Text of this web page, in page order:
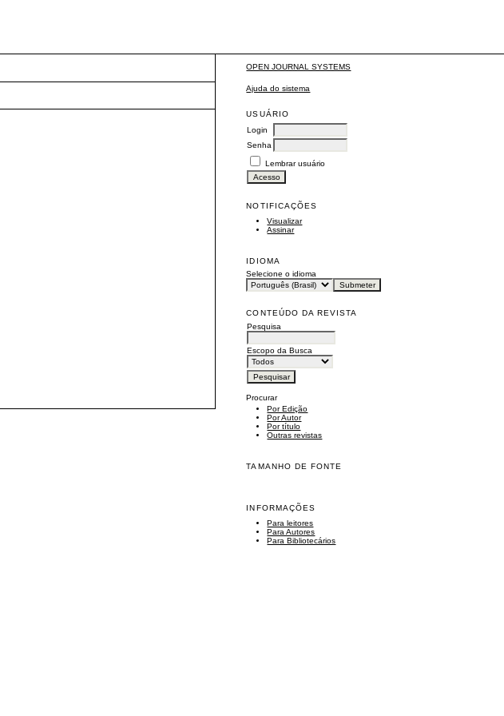
OPEN JOURNAL SYSTEMS
Ajuda do sistema
USUÁRIO
Login
Senha
Lembrar usuário
NOTIFICAÇÕES
Visualizar
Assinar
IDIOMA
Selecione o idioma
CONTEÚDO DA REVISTA
Pesquisa
Escopo da Busca
Procurar
Por Edição
Por Autor
Por título
Outras revistas
TAMANHO DE FONTE
INFORMAÇÕES
Para leitores
Para Autores
Para Bibliotecários